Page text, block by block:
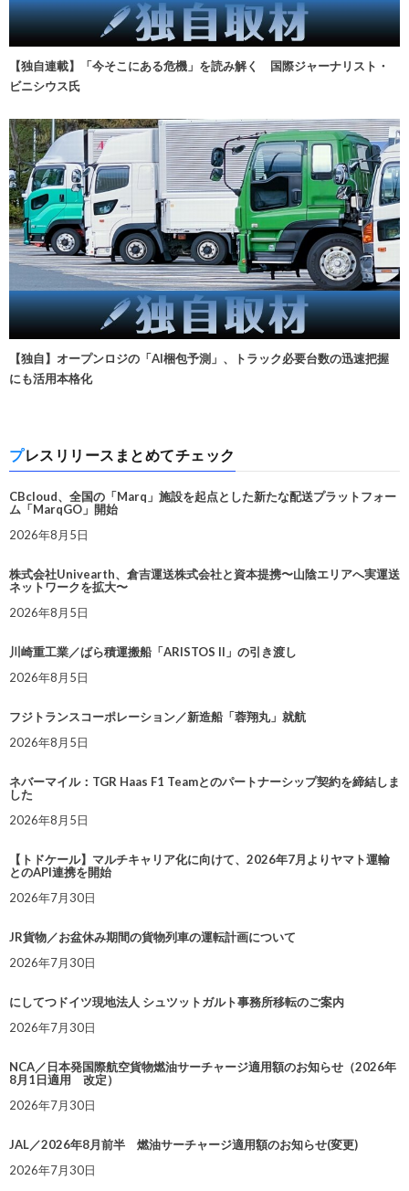
【独自連載】「今そこにある危機」を読み解く 国際ジャーナリスト・
ビニシウス氏
【独自】オープンロジの「AI梱包予測」、トラック必要台数の迅速把握
にも活用本格化
プレスリリースまとめてチェック
CBcloud、全国の「Marq」施設を起点とした新たな配送プラットフォー
ム「MarqGO」開始
2026年8月5日
株式会社Univearth、倉吉運送株式会社と資本提携〜山陰エリアへ実運送
ネットワークを拡大〜
2026年8月5日
川崎重工業／ばら積運搬船「ARISTOS II」の引き渡し
2026年8月5日
フジトランスコーポレーション／新造船「蓉翔丸」就航
2026年8月5日
ネバーマイル：TGR Haas F1 Teamとのパートナーシップ契約を締結しま
した
2026年8月5日
【トドケール】マルチキャリア化に向けて、2026年7月よりヤマト運輸
とのAPI連携を開始
2026年7月30日
JR貨物／お盆休み期間の貨物列車の運転計画について
2026年7月30日
にしてつドイツ現地法人 シュツットガルト事務所移転のご案内
2026年7月30日
NCA／日本発国際航空貨物燃油サーチャージ適用額のお知らせ（2026年
8月1日適用 改定）
2026年7月30日
JAL／2026年8月前半 燃油サーチャージ適用額のお知らせ(変更)
2026年7月30日